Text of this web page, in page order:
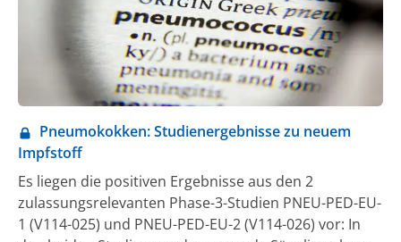
Pneumokokken: Studienergebnisse zu neuem
Impfstoff
Es liegen die positiven Ergebnisse aus den 2
zulassungsrelevanten Phase-3-Studien PNEU-PED-EU-
1 (V114-025) und PNEU-PED-EU-2 (V114-026) vor: In